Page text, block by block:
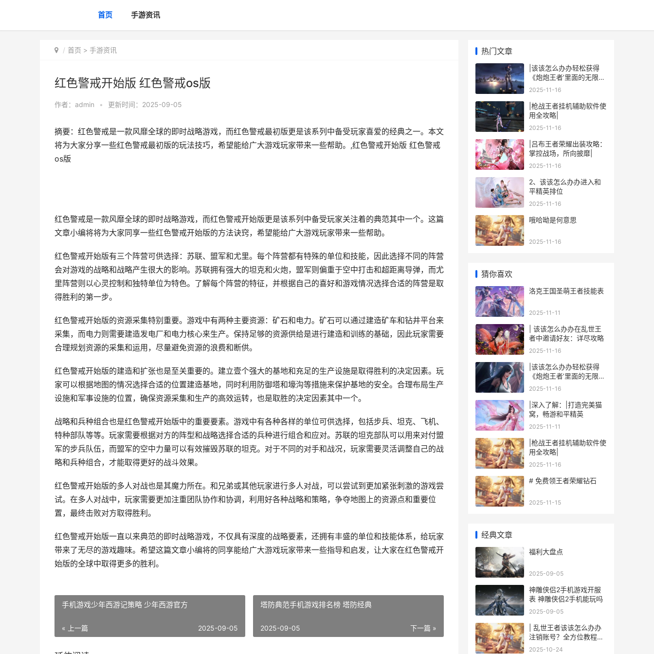
首页 手游资讯
首页 > 手游资讯
红色警戒开始版 红色警戒os版
作者： admin • 更新时间：2025-09-05
摘要：红色警戒是一款风靡全球的即时战略游戏，而红色警戒最初版更是该系列中备受玩家喜爱的经典之一。本文
将为大家分享一些红色警戒最初版的玩法技巧，希望能给广大游戏玩家带来一些帮助。,红色警戒开始版 红色警戒
os版
红色警戒是一款风靡全球的即时战略游戏，而红色警戒开始版更是该系列中备受玩家关注着的典范其中一个。这篇
文章小编将将为大家同享一些红色警戒开始版的方法诀窍，希望能给广大游戏玩家带来一些帮助。
红色警戒开始版有三个阵营可供选择：苏联、盟军和尤里。每个阵营都有特殊的单位和技能，因此选择不同的阵营
会对游戏的战略和战略产生很大的影响。苏联拥有强大的坦克和火炮，盟军则偏重于空中打击和超距离导弹，而尤
里阵营则以心灵控制和独特单位为特色。了解每个阵营的特征，并根据自己的喜好和游戏情况选择合适的阵营是取
得胜利的第一步。
红色警戒开始版的资源采集特别重要。游戏中有两种主要资源：矿石和电力。矿石可以通过建造矿车和钻井平台来
采集，而电力则需要建造发电厂和电力核心来生产。保持足够的资源供给是进行建造和训练的基础，因此玩家需要
合理规划资源的采集和运用，尽量避免资源的浪费和断供。
红色警戒开始版的建造和扩张也是至关重要的。建立壹个强大的基地和充足的生产设施是取得胜利的决定因素。玩
家可以根据地图的情况选择合适的位置建造基地，同时利用防御塔和壕沟等措施来保护基地的安全。合理布局生产
设施和军事设施的位置，确保资源采集和生产的高效运转，也是取胜的决定因素其中一个。
战略和兵种组合也是红色警戒开始版中的重要要素。游戏中有各种各样的单位可供选择，包括步兵、坦克、飞机、
特种部队等等。玩家需要根据对方的阵型和战略选择合适的兵种进行组合和应对。苏联的坦克部队可以用来对付盟
军的步兵队伍，而盟军的空中力量可以有效摧毁苏联的坦克。对于不同的对手和战况，玩家需要灵活调整自己的战
略和兵种组合，才能取得更好的战斗效果。
红色警戒开始版的多人对战也是其魔力所在。和兄弟或其他玩家进行多人对战，可以尝试到更加紧张刺激的游戏尝
试。在多人对战中，玩家需要更加注重团队协作和协调，利用好各种战略和策略，争夺地图上的资源点和重要位
置，最终击败对方取得胜利。
红色警戒开始版一直以来典范的即时战略游戏，不仅具有深度的战略要素，还拥有丰盛的单位和技能体系，给玩家
带来了无尽的游戏趣味。希望这篇文章小编将的同享能给广大游戏玩家带来一些指导和启发，让大家在红色警戒开
始版的全球中取得更多的胜利。
手机游戏少年西游记策略 少年西游官方
« 上一篇 2025-09-05
塔防典范手机游戏排名榜 塔防经典
下一篇 »
2025-09-05
热门文章
|该该怎么办办轻松获得
《炮炮王者’里面的无限金
币和星星|
2025-11-16
|枪战王者挂机辅助软件使
用全攻略|
2025-11-16
|吕布王者荣耀出装攻略：
掌控战场，所向披靡|
2025-11-16
2、该该怎么办办进入和
平精英排位
2025-11-16
哦哈呦是何意思
2025-11-16
猜你喜欢
洛克王国圣萌王者技能表
2025-11-11
| 该该怎么办办在乱世王
者中邀请好友：详尽攻略
2025-11-16
|该该怎么办办轻松获得
《炮炮王者’里面的无限金
币和星星|
2025-11-16
|深入了解：|打造完美猫
窝，畅游和平精英
2025-11-11
|枪战王者挂机辅助软件使
用全攻略|
2025-11-16
# 免费领王者荣耀钻石
2025-11-15
经典文章
福利大盘点
2025-09-05
神雕侠侣2手机游戏开服
表 神雕侠侣2手机能玩吗
2025-09-05
| 乱世王者该该怎么办办
注销账号？全方位教程与
解答
2025-10-24